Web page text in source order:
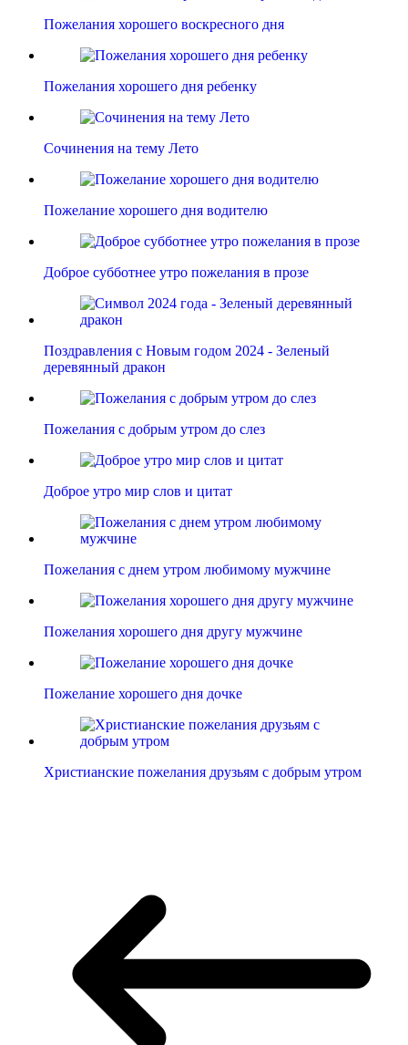
Пожелания хорошего воскресного дня
Пожелания хорошего дня ребенку
Сочинения на тему Лето
Пожелание хорошего дня водителю
Доброе субботнее утро пожелания в прозе
Поздравления с Новым годом 2024 - Зеленый
деревянный дракон
Пожелания с добрым утром до слез
Доброе утро мир слов и цитат
Пожелания с днем утром любимому мужчине
Пожелания хорошего дня другу мужчине
Пожелание хорошего дня дочке
Христианские пожелания друзьям с добрым утром